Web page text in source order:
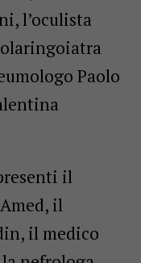
l’oculista
Paolo
il
il
il medico